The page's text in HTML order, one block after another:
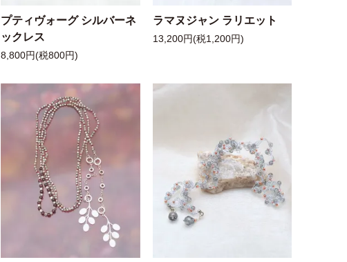
プティヴォーグ シルバーネ
ックレス
8,800円(税800円)
ラマヌジャン ラリエット
13,200円(税1,200円)